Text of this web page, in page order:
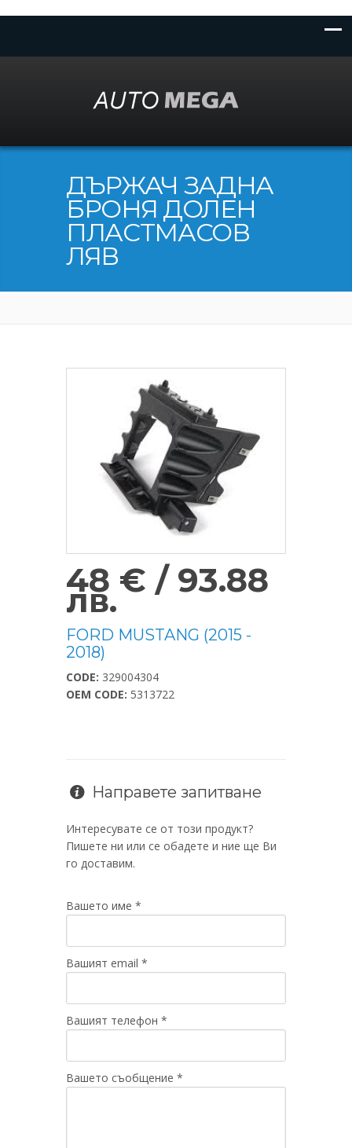
ДЪРЖАЧ ЗАДНА
БРОНЯ ДОЛЕН
ПЛАСТМАСОВ
ЛЯВ
48 € / 93.88
лв.
FORD MUSTANG (2015 -
2018)
CODE: 329004304
OEM CODE: 5313722
Направете запитване
Интересувате се от този продукт?
Пишете ни или се обадете и ние ще Ви
го доставим.
Вашето име *
Вашият email *
Вашият телефон *
Вашето съобщение *